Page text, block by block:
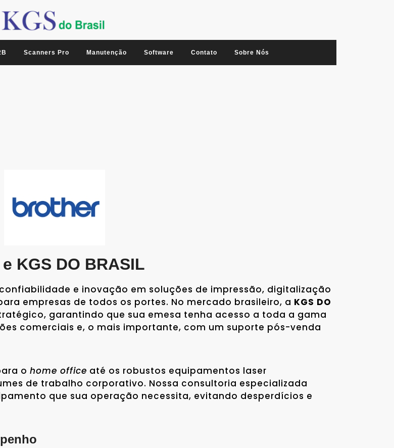
Scanners Pro Manutenção Software Contato Sobre Nós
KGS DO BRASIL
e inovação em soluções de impressão, digitalização
empresas de todos os portes. No mercado brasileiro, a KGS DO
garantindo que sua emesa tenha acesso a toda a gama
comerciais e, o mais importante, com um suporte pós-venda
o home office até os robustos equipamentos laser
de trabalho corporativo. Nossa consultoria especializada
que sua operação necessita, evitando desperdícios e